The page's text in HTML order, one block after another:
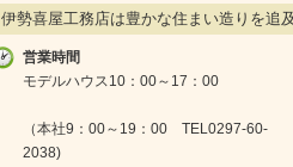
伊勢喜屋工務店は豊かな住まい造りを追
営業時間
モデルハウス10：00～17：00
（本社9：00～19：00 TEL0297-60-
2038)